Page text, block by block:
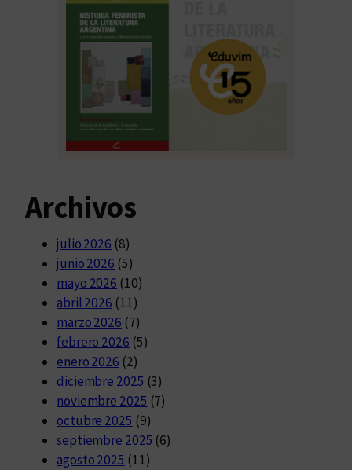
Archivos
julio 2026 (8)
junio 2026 (5)
mayo 2026 (10)
abril 2026 (11)
marzo 2026 (7)
febrero 2026 (5)
enero 2026 (2)
diciembre 2025 (3)
noviembre 2025 (7)
octubre 2025 (9)
septiembre 2025 (6)
agosto 2025 (11)